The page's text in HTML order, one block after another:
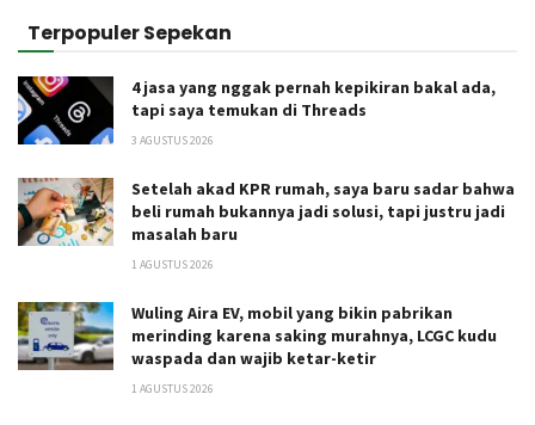
Terpopuler Sepekan
4 jasa yang nggak pernah kepikiran bakal ada,
tapi saya temukan di Threads
3 AGUSTUS 2026
Setelah akad KPR rumah, saya baru sadar bahwa
beli rumah bukannya jadi solusi, tapi justru jadi
masalah baru
1 AGUSTUS 2026
Wuling Aira EV, mobil yang bikin pabrikan
merinding karena saking murahnya, LCGC kudu
waspada dan wajib ketar-ketir
1 AGUSTUS 2026